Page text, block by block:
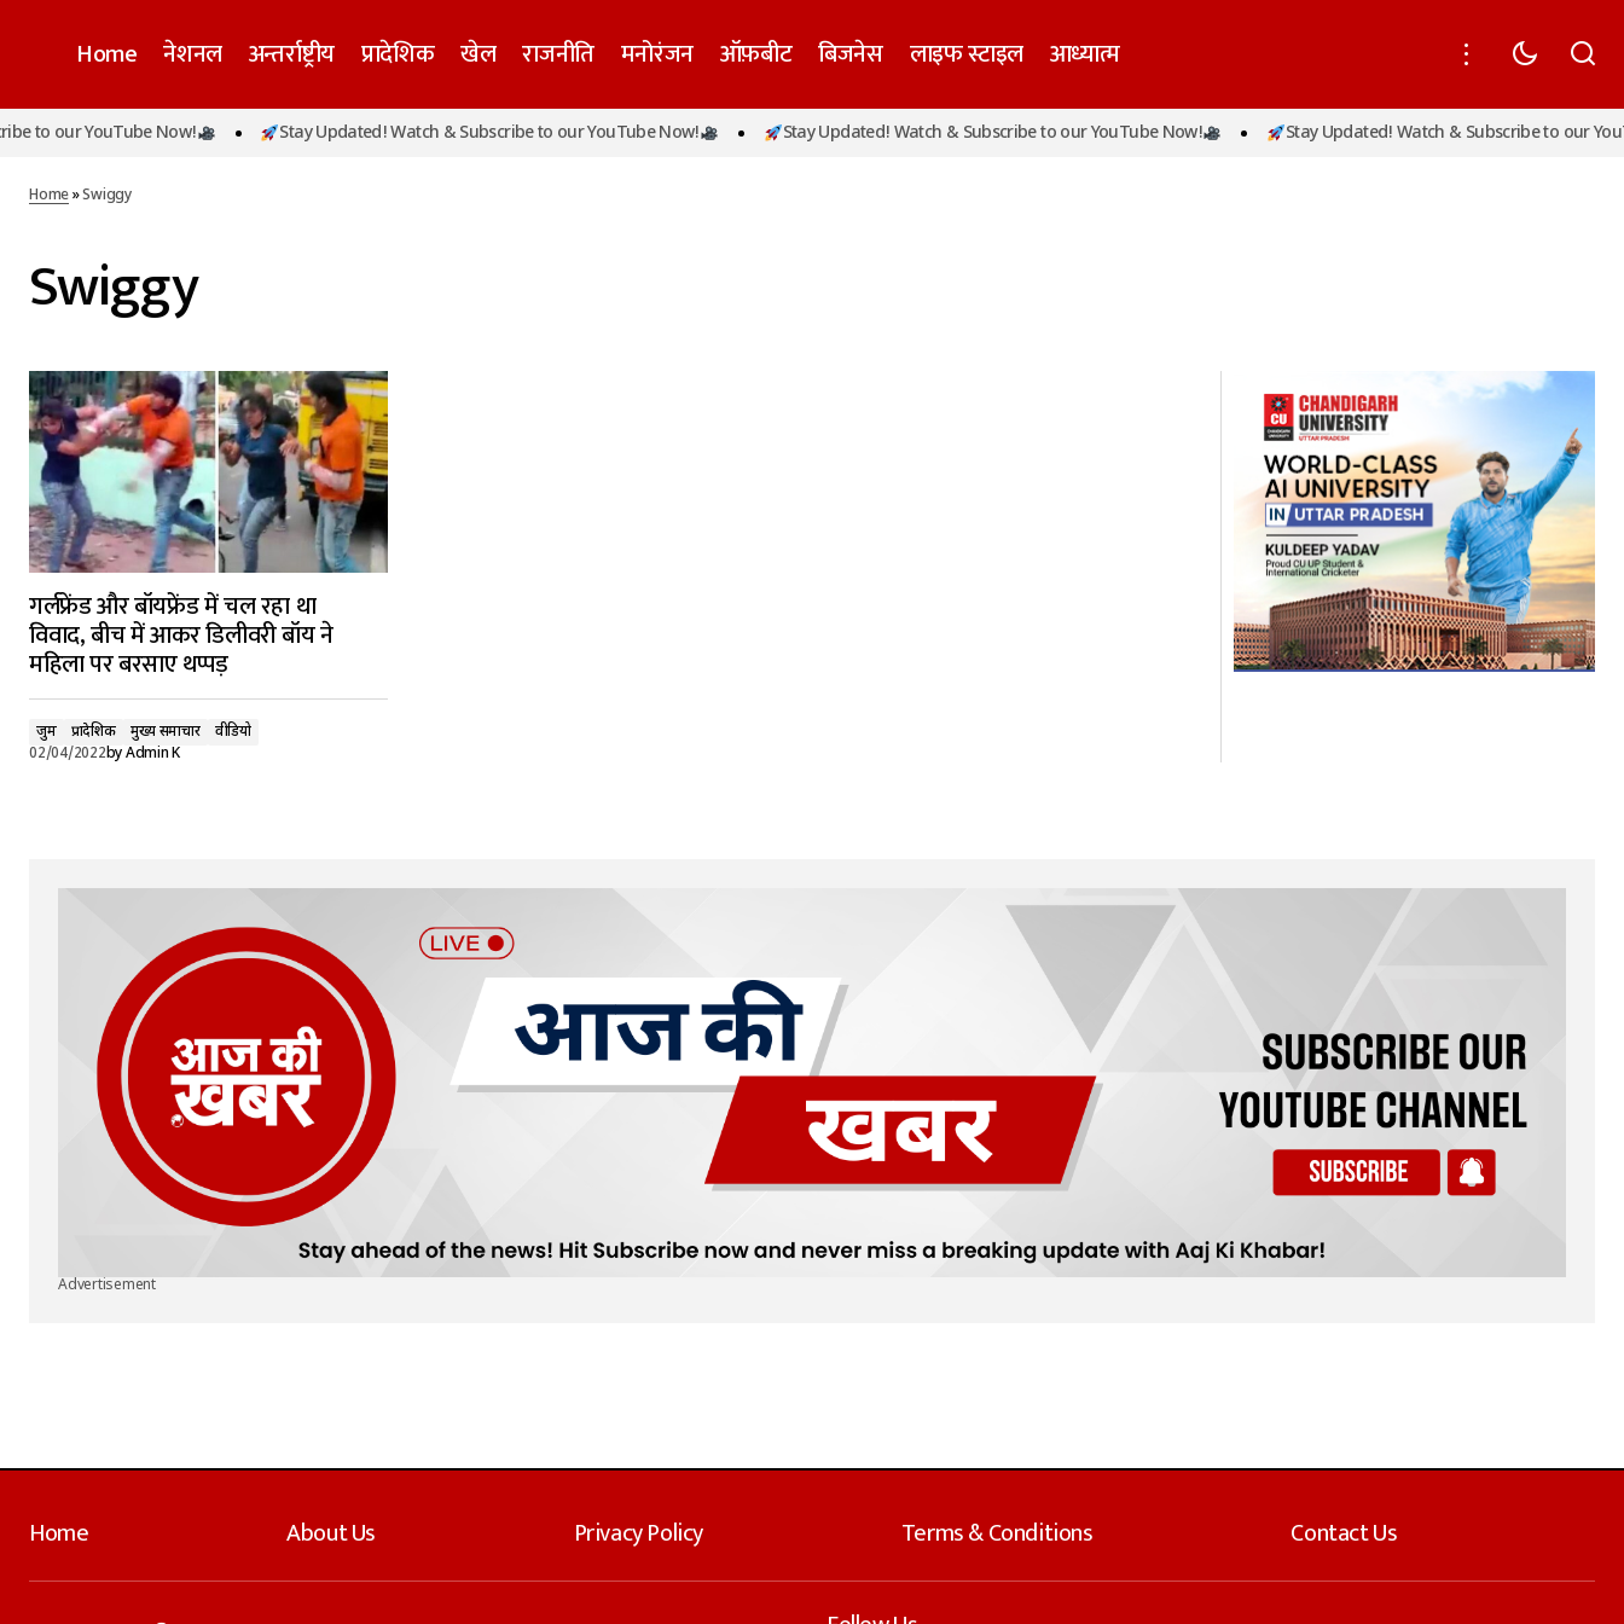
Home नेशनल अन्तर्राष्ट्रीय प्रादेशिक खेल राजनीति मनोरंजन ऑफ़बीट बिजनेस लाइफ स्टाइल आध्यात्म
to our YouTube Now! Stay Updated! Watch & Subscribe to our YouTube Now! Stay Updated! Watch & Subscribe to our YouTube Now! Stay Updated! Watch & Subscribe to our
Home»Swiggy
Swiggy
गर्लफ्रेंड और बॉयफ्रेंड में चल रहा था
विवाद, बीच में आकर डिलीवरी बॉय ने
महिला पर बरसाए थप्पड़
जुर्म प्रादेशिक मुख्य समाचार
वीडियो
02/04/2022byAdmin K
Advertisement
Home About Us Privacy Policy Terms & Conditions Contact Us